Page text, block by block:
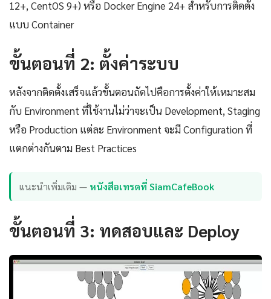
12+, CentOS 9+) หรือ Docker Engine 24+ สำหรับการติดตั้ง
แบบ Container
ขั้นตอนที่ 2: ตั้งค่าระบบ
หลังจากติดตั้งเสร็จแล้วขั้นตอนถัดไปคือการตั้งค่าให้เหมาะสม
กับ Environment ที่ใช้งานไม่ว่าจะเป็น Development, Staging
หรือ Production แต่ละ Environment จะมี Configuration ที่
แตกต่างกันตาม Best Practices
แนะนำเพิ่มเติม — หนังสือเทรดที่ SiamCafeBook
ขั้นตอนที่ 3: ทดสอบและ Deploy